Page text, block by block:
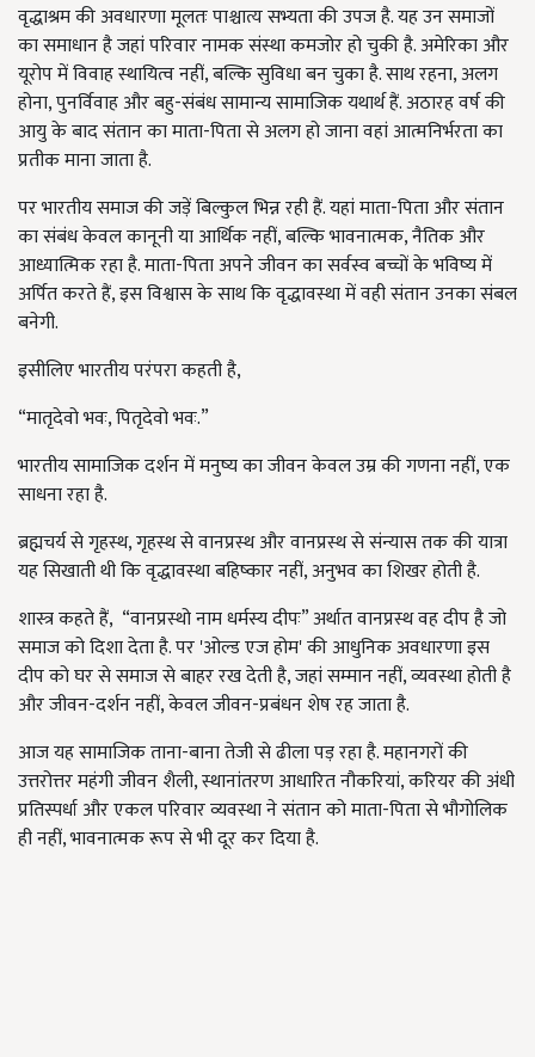
वृद्धाश्रम की अवधारणा मूलतः पाश्चात्य सभ्यता की उपज है. यह उन समाजों
का समाधान है जहां परिवार नामक संस्था कमजोर हो चुकी है. अमेरिका और
यूरोप में विवाह स्थायित्व नहीं, बल्कि सुविधा बन चुका है. साथ रहना, अलग
होना, पुनर्विवाह और बहु-संबंध सामान्य सामाजिक यथार्थ हैं. अठारह वर्ष की
आयु के बाद संतान का माता-पिता से अलग हो जाना वहां आत्मनिर्भरता का
प्रतीक माना जाता है.
पर भारतीय समाज की जड़ें बिल्कुल भिन्न रही हैं. यहां माता-पिता और संतान
का संबंध केवल कानूनी या आर्थिक नहीं, बल्कि भावनात्मक, नैतिक और
आध्यात्मिक रहा है. माता-पिता अपने जीवन का सर्वस्व बच्चों के भविष्य में
अर्पित करते हैं, इस विश्वास के साथ कि वृद्धावस्था में वही संतान उनका संबल
बनेगी.
इसीलिए भारतीय परंपरा कहती है,
“मातृदेवो भवः, पितृदेवो भवः.”
भारतीय सामाजिक दर्शन में मनुष्य का जीवन केवल उम्र की गणना नहीं, एक
साधना रहा है.
ब्रह्मचर्य से गृहस्थ, गृहस्थ से वानप्रस्थ और वानप्रस्थ से संन्यास तक की यात्रा
यह सिखाती थी कि वृद्धावस्था बहिष्कार नहीं, अनुभव का शिखर होती है.
शास्त्र कहते हैं, “वानप्रस्थो नाम धर्मस्य दीपः” अर्थात वानप्रस्थ वह दीप है जो
समाज को दिशा देता है. पर 'ओल्ड एज होम' की आधुनिक अवधारणा इस
दीप को घर से समाज से बाहर रख देती है, जहां सम्मान नहीं, व्यवस्था होती है
और जीवन-दर्शन नहीं, केवल जीवन-प्रबंधन शेष रह जाता है.
आज यह सामाजिक ताना-बाना तेजी से ढीला पड़ रहा है. महानगरों की
उत्तरोत्तर महंगी जीवन शैली, स्थानांतरण आधारित नौकरियां, करियर की अंधी
प्रतिस्पर्धा और एकल परिवार व्यवस्था ने संतान को माता-पिता से भौगोलिक
ही नहीं, भावनात्मक रूप से भी दूर कर दिया है.